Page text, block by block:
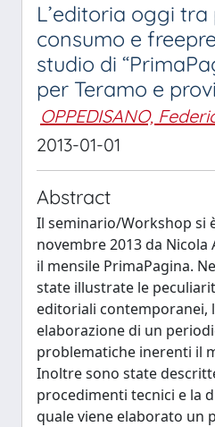
L’editoria oggi
consumo e
studio di
per Teramo e
OPPEDISANO,
2013-01-01
Abstract
Il seminario/Workshop si
novembre 2013 da
il mensile PrimaPagina.
state illustrate le
editoriali contemporanei,
elaborazione di un
problematiche inerenti il
Inoltre sono state
procedimenti tecnici e la
quale viene elaborato un